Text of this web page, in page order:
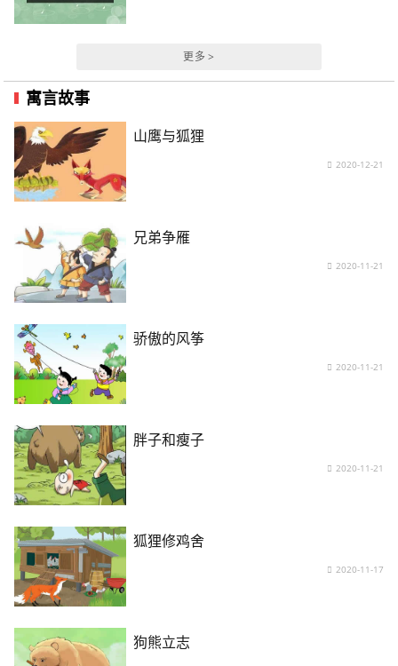
更多 >
寓言故事
山鹰与狐狸
2020-12-21
兄弟争雁
2020-11-21
骄傲的风筝
2020-11-21
胖子和瘦子
2020-11-21
狐狸修鸡舍
2020-11-17
狗熊立志